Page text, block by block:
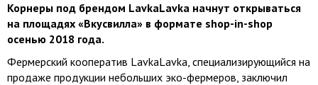
Корнеры под брендом LavkaLavka начнут открываться
на площадях «Вкусвилла» в формате shop-in-shop
осенью 2018 года.
Фермерский кооператив LavkaLavka, специализирующийся на
продаже продукции небольших эко-фермеров, заключил